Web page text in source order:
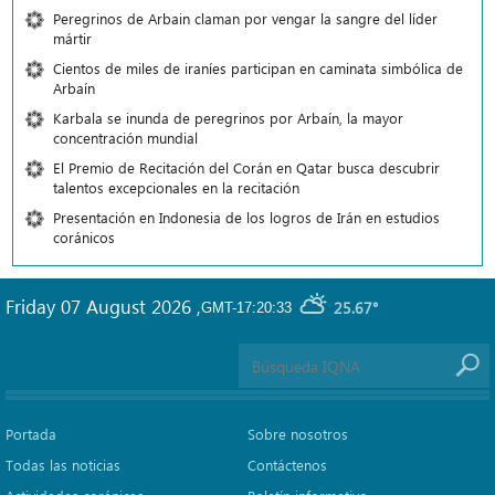
Peregrinos de Arbain claman por vengar la sangre del líder
mártir
Cientos de miles de iraníes participan en caminata simbólica de
Arbaín
Karbala se inunda de peregrinos por Arbaín, la mayor
concentración mundial
El Premio de Recitación del Corán en Qatar busca descubrir
talentos excepcionales en la recitación
Presentación en Indonesia de los logros de Irán en estudios
coránicos
GMT-17:20:33 25.67°
Friday 07 August 2026 ,
Portada
Todas las noticias
Sobre nosotros
Contáctenos